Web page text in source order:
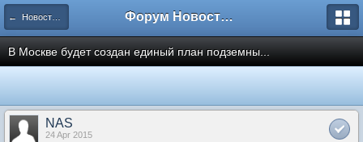
← Новости рынка недвижимости Форум Новостройки
В Москве будет создан единый план подземны...
NAS
24 Apr 2015